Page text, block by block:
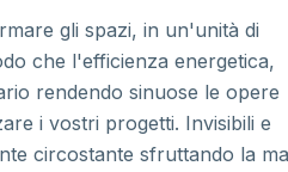
gli spazi, in un'unità di
che l'efficienza energetica,
rendendo sinuose le opere
i vostri progetti. Invisibili e
circostante sfruttando la